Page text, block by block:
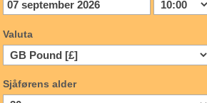
Valuta
Sjåførens alder